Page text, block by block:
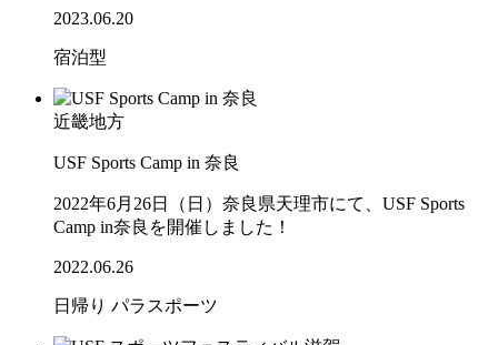
2023.06.20
宿泊型
近畿地方
USF Sports Camp in 奈良
2022年6月26日（日）奈良県天理市にて、USF Sports
Camp in奈良を開催しました！
2022.06.26
日帰り パラスポーツ